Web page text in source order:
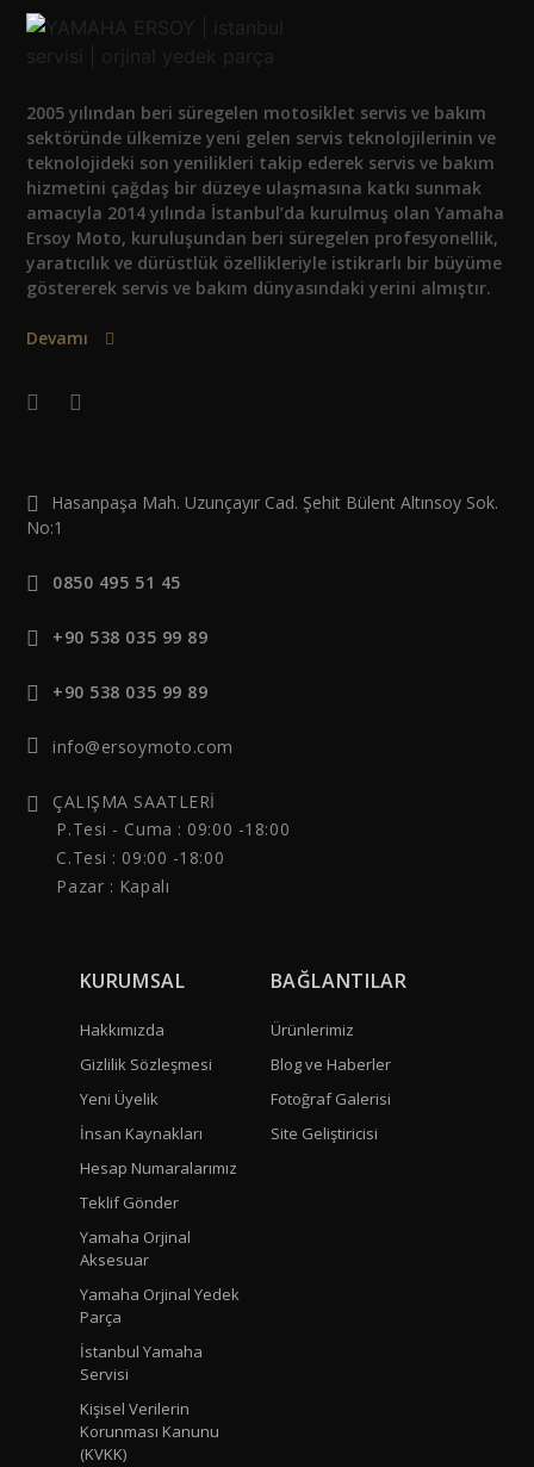
2005 yılından beri süregelen motosiklet servis ve bakım
sektöründe ülkemize yeni gelen servis teknolojilerinin ve
teknolojideki son yenilikleri takip ederek servis ve bakım
hizmetini çağdaş bir düzeye ulaşmasına katkı sunmak
amacıyla 2014 yılında İstanbul’da kurulmuş olan Yamaha
Ersoy Moto, kuruluşundan beri süregelen profesyonellik,
yaratıcılık ve dürüstlük özellikleriyle istikrarlı bir büyüme
göstererek servis ve bakım dünyasındaki yerini almıştır.
Devamı
Hasanpaşa Mah. Uzunçayır Cad. Şehit Bülent Altınsoy Sok.
No:1
0850 495 51 45
+90 538 035 99 89
+90 538 035 99 89
info@ersoymoto.com
ÇALIŞMA SAATLERİ
P.Tesi - Cuma : 09:00 -18:00
C.Tesi : 09:00 -18:00
Pazar : Kapalı
KURUMSAL
Hakkımızda
Gizlilik Sözleşmesi
Yeni Üyelik
İnsan Kaynakları
Hesap Numaralarımız
Teklif Gönder
Yamaha Orjinal
Aksesuar
Yamaha Orjinal Yedek
Parça
İstanbul Yamaha
Servisi
Kişisel Verilerin
Korunması Kanunu
(KVKK)
BAĞLANTILAR
Ürünlerimiz
Blog ve Haberler
Fotoğraf Galerisi
Site Geliştiricisi